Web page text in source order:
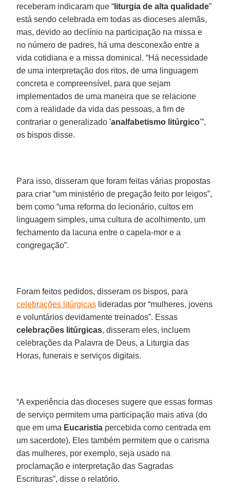
receberam indicaram que “ liturgia de alta qualidade”
está sendo celebrada em todas as dioceses alemãs,
mas, devido ao declínio na participação na missa e
no número de padres, há uma desconexão entre a
vida cotidiana e a missa dominical. “Há necessidade
de uma interpretação dos ritos, de uma linguagem
concreta e compreensível, para que sejam
implementados de uma maneira que se relacione
com a realidade da vida das pessoas, a fim de
contrariar o generalizado 'analfabetismo litúrgico'”,
os bispos disse.
Para isso, disseram que foram feitas várias propostas
para criar “um ministério de pregação feito por leigos”,
bem como “uma reforma do lecionário, cultos em
linguagem simples, uma cultura de acolhimento, um
fechamento da lacuna entre o capela-mor e a
congregação”.
Foram feitos pedidos, disseram os bispos, para
celebrações litúrgicas lideradas por “mulheres, jovens
e voluntários devidamente treinados”. Essas
celebrações litúrgicas, disseram eles, incluem
celebrações da Palavra de Deus, a Liturgia das
Horas, funerais e serviços digitais.
“A experiência das dioceses sugere que essas formas
de serviço permitem uma participação mais ativa (do
que em uma Eucaristia percebida como centrada em
um sacerdote). Eles também permitem que o carisma
das mulheres, por exemplo, seja usado na
proclamação e interpretação das Sagradas
Escrituras”, disse o relatório.